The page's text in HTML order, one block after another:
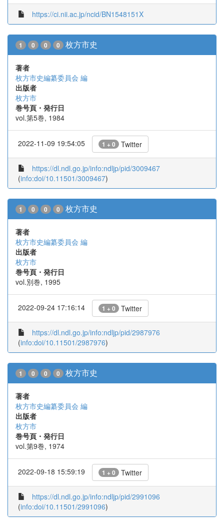
https://ci.nii.ac.jp/ncid/BN1548151X
1 0 0 0 枚方市史
著者
枚方市史編纂委員会 編
出版者
枚方市
巻号頁・発行日
vol.第5巻, 1984
2022-11-09 19:54:05 1 + 0 Twitter
https://dl.ndl.go.jp/info:ndljp/pid/3009467
(info:doi/10.11501/3009467)
1 0 0 0 枚方市史
著者
枚方市史編纂委員会 編
出版者
枚方市
巻号頁・発行日
vol.別巻, 1995
2022-09-24 17:16:14 1 + 0 Twitter
https://dl.ndl.go.jp/info:ndljp/pid/2987976
(info:doi/10.11501/2987976)
1 0 0 0 枚方市史
著者
枚方市史編纂委員会 編
出版者
枚方市
巻号頁・発行日
vol.第9巻, 1974
2022-09-18 15:59:19 1 + 0 Twitter
https://dl.ndl.go.jp/info:ndljp/pid/2991096
(info:doi/10.11501/2991096)